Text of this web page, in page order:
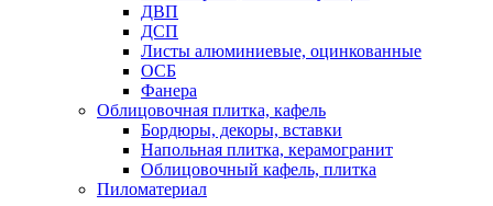
ДВП
ДСП
Листы алюминиевые, оцинкованные
ОСБ
Фанера
Облицовочная плитка, кафель
Бордюры, декоры, вставки
Напольная плитка, керамогранит
Облицовочный кафель, плитка
Пиломатериал